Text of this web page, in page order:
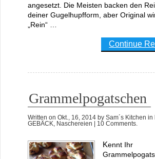
angesetzt. Die Meisten backen den
deiner Gugelhupfform, aber Original
„Rein“ …
Continue
Grammelpogatschen
Written on Okt., 16, 2014 by Sam´s Kitchen in
GEBÄCK, Naschereien | 10 Comments.
Kennt Ihr